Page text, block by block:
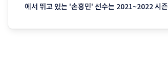
에서 뛰고 있는 '손흥민' 선수는 2021~2022 시
하기도 했죠. 토트넘에는 '손흥민' 선수와 좋은